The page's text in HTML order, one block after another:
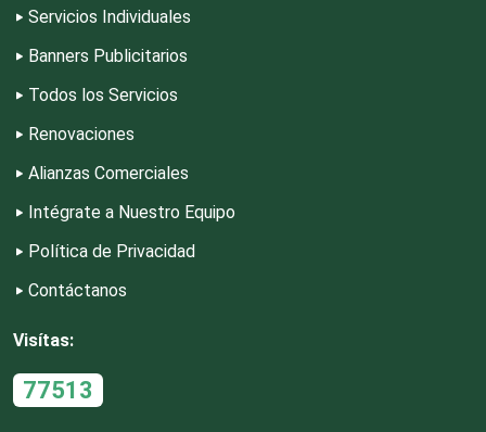
Dulcerías
Edecanes
Editores
Electricidad y Plomería
Servicios Individuales
Banners Publicitarios
Todos los Servicios
Renovaciones
Alianzas Comerciales
Intégrate a Nuestro Equipo
Política de Privacidad
Contáctanos
Visítas:
77513